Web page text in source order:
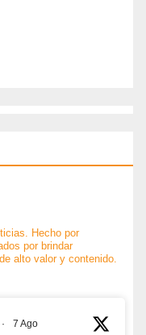
Hecho por
por brindar
alto valor y contenido.
· 7 Ago